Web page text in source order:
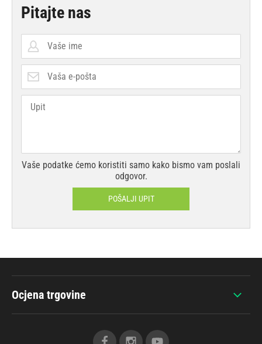
Pitajte nas
Vaše podatke ćemo koristiti samo kako bismo vam poslali
odgovor.
POŠALJI UPIT
Ocjena trgovine